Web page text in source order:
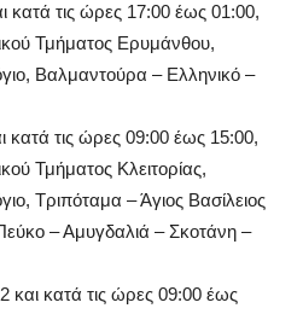
κατά τις ώρες 17:00 έως 01:00,
Τμήματος Ερυμάνθου,
Βαλμαντούρα – Ελληνικό –
κατά τις ώρες 09:00 έως 15:00,
Τμήματος Κλειτορίας,
Tριπόταμα – Άγιος Βασίλειος
– Αμυγδαλιά – Σκοτάνη –
κατά τις ώρες 09:00 έως